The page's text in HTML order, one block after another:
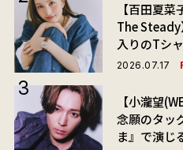
【百田夏
The Steady
入りのTシ
2026.07.17
【小瀧望
念願のタッ
ま』で演じ